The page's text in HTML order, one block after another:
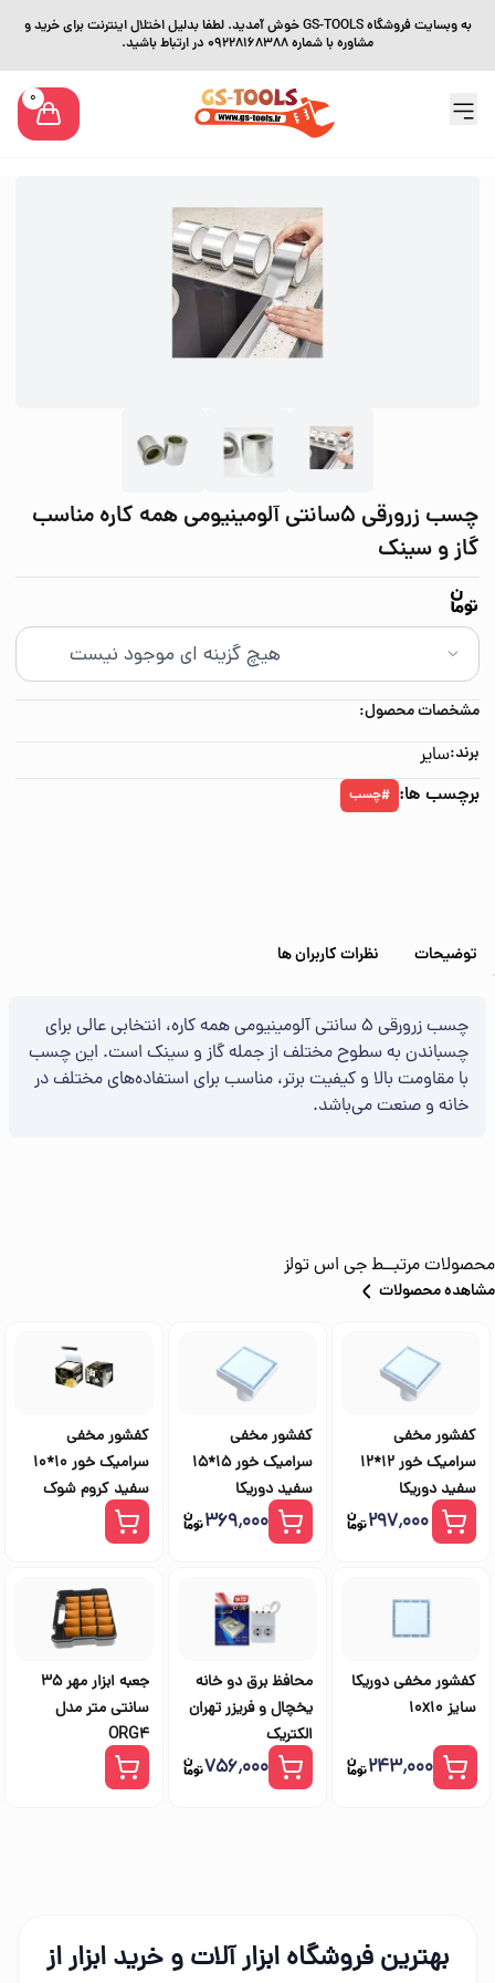
به وبسایت فروشگاه GS-TOOLS خوش آمدید. لطفا بدلیل اختلال اینترنت برای خرید و
مشاوره با شماره 09228168388 در ارتباط باشید.
0
چسب زرورقی 5سانتی آلومینیومی همه کاره مناسب
گاز و سینک
مشخصات محصول:
برند:سایر
برچسب ها: #چسب
توضیحات نظرات کاربران ها
چسب زرورقی 5 سانتی آلومینیومی همه کاره، انتخابی عالی برای
چسباندن به سطوح مختلف از جمله گاز و سینک است. این چسب
با مقاومت بالا و کیفیت برتر، مناسب برای استفاده‌های مختلف در
خانه و صنعت می‌باشد.
محصولات مرتبــطجی اس تولز
مشاهده محصولات
کفشور مخفی
سرامیک خور 12*12
سفید دوریکا
۲۹۷٬۰۰۰
کفشور مخفی
سرامیک خور 15*15
سفید دوریکا
۳۶۹٬۰۰۰
کفشور مخفی
سرامیک خور 10*10
سفید کروم شوک
کفشور مخفی دوریکا
سایز 10x10
۲۴۳٬۰۰۰
محافظ برق دو خانه
یخچال و فریزر تهران
الکتریک
۷۵۶٬۰۰۰
جعبه ابزار مهر 35
سانتی متر مدل
ORG4
بهترین فروشگاه ابزار آلات و خرید ابزار از